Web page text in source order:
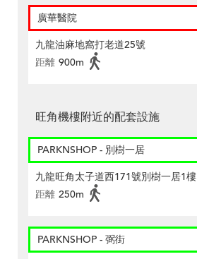
廣華醫院
九龍油麻地窩打老道25號
距離 900m
旺角機樓附近的配套設施
PARKNSHOP - 別樹一居
九龍旺角太子道西171號別樹一居1樓
距離 250m
PARKNSHOP - 弼街